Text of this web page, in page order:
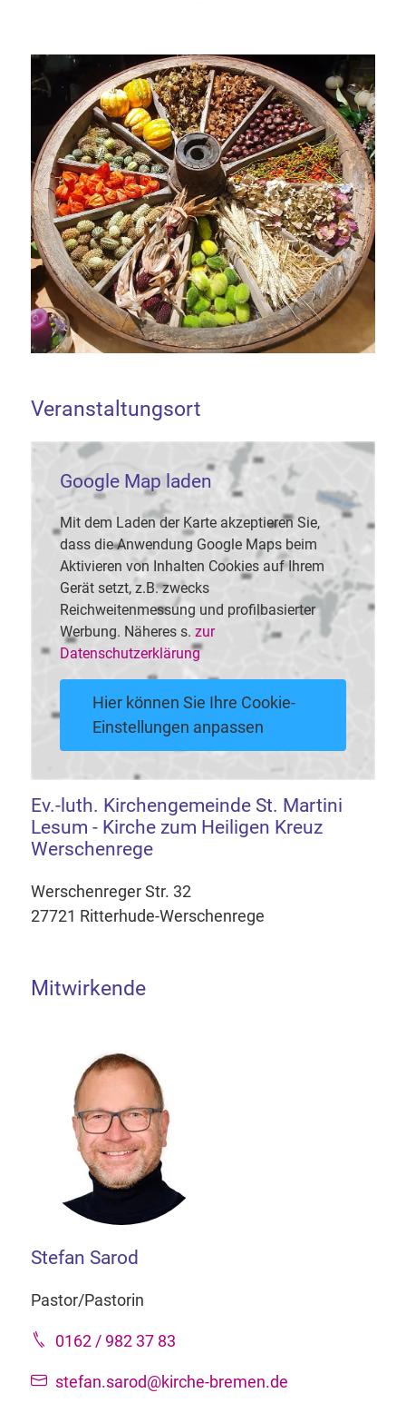
Veranstaltungsort
Google Map laden
Mit dem Laden der Karte akzeptieren Sie,
dass die Anwendung Google Maps beim
Aktivieren von Inhalten Cookies auf Ihrem
Gerät setzt, z.B. zwecks
Reichweitenmessung und profilbasierter
Werbung. Näheres s. zur
Datenschutzerklärung
Hier können Sie Ihre Cookie-
Einstellungen anpassen
Ev.-luth. Kirchengemeinde St. Martini
Lesum - Kirche zum Heiligen Kreuz
Werschenrege
Werschenreger Str. 32
27721 Ritterhude-Werschenrege
Mitwirkende
Stefan Sarod
Pastor/Pastorin
0162 / 982 37 83
stefan.sarod@kirche-bremen.de